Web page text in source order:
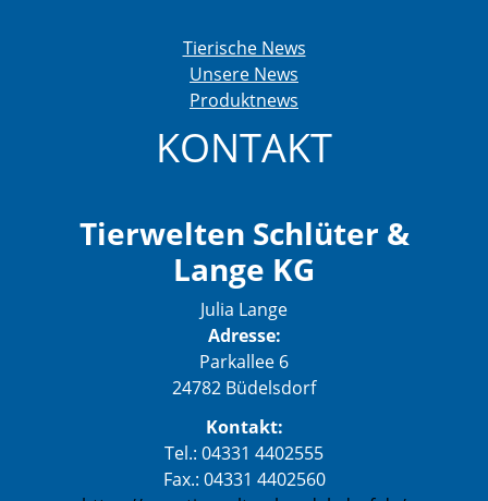
Tierische News
Unsere News
Produktnews
KONTAKT
Tierwelten Schlüter &
Lange KG
Julia Lange
Adresse:
Parkallee 6
24782 Büdelsdorf
Kontakt:
Tel.: 04331 4402555
Fax.: 04331 4402560